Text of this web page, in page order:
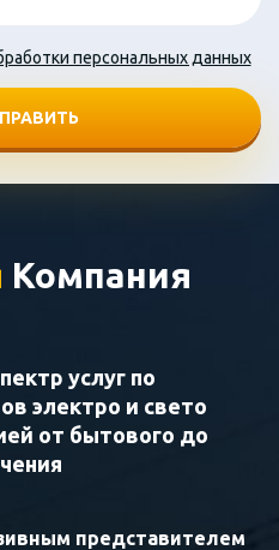
персональных данных
Компания
услуг по
электро и свето
от бытового до
представителем